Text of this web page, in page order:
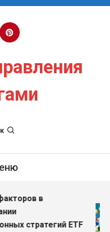
в
стратегий ETF